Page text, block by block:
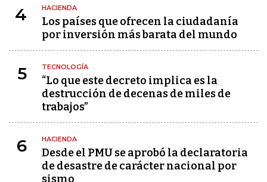
4 HACIENDA
Los países que ofrecen la ciudadanía
por inversión más barata del mundo
5 TECNOLOGÍA
“Lo que este decreto implica es la
destrucción de decenas de miles de
trabajos”
6 HACIENDA
Desde el PMU se aprobó la declaratoria
de desastre de carácter nacional por
sismo